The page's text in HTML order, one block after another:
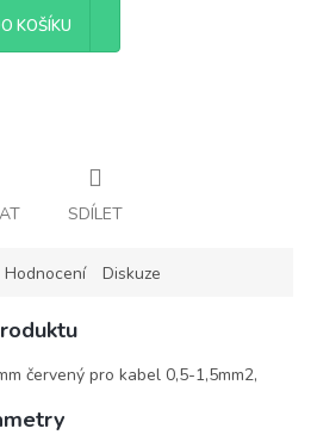
KOŠÍKU
SDÍLET
Hodnocení Diskuze
červený pro kabel 0,5-1,5mm2,